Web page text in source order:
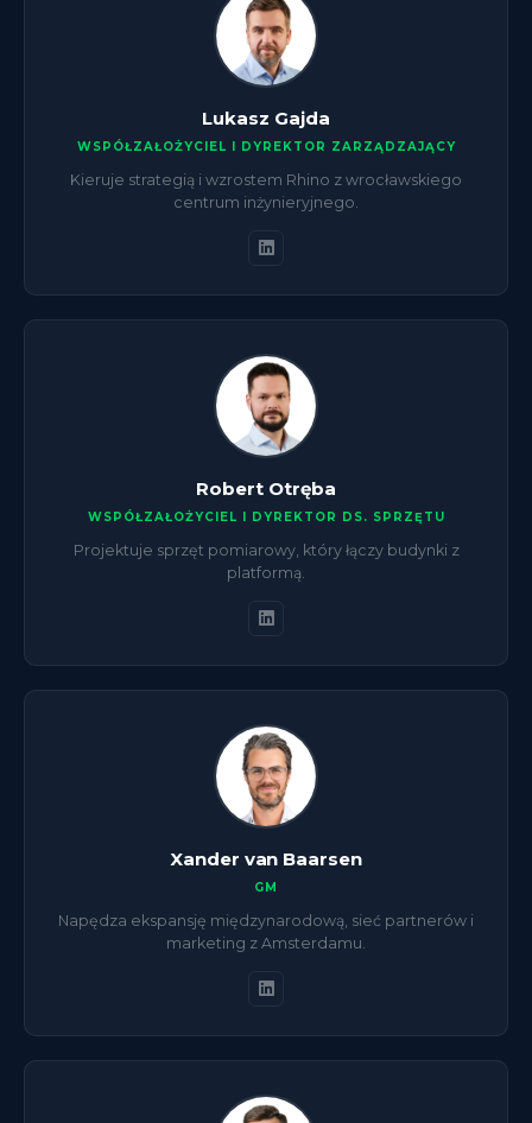
Lukasz Gajda
WSPÓŁZAŁOŻYCIEL I DYREKTOR ZARZĄDZAJĄCY
Kieruje strategią i wzrostem Rhino z wrocławskiego
centrum inżynieryjnego.
Robert Otręba
WSPÓŁZAŁOŻYCIEL I DYREKTOR DS. SPRZĘTU
Projektuje sprzęt pomiarowy, który łączy budynki z
platformą.
Xander van Baarsen
GM
Napędza ekspansję międzynarodową, sieć partnerów i
marketing z Amsterdamu.